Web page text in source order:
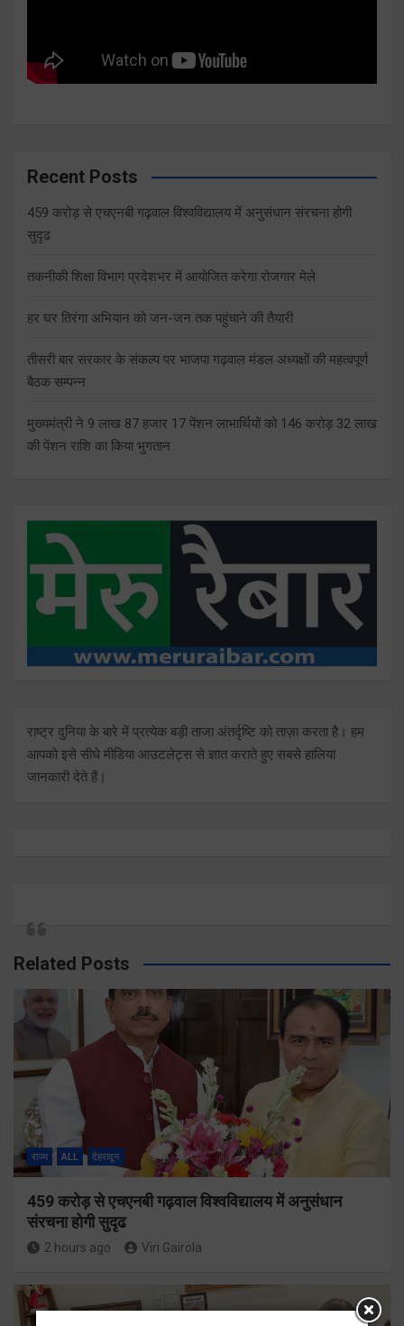
Recent Posts
459 करोड़ से एचएनबी गढ़वाल विश्वविद्यालय में अनुसंधान संरचना होगी
सुदृढ
तकनीकी शिक्षा विभाग प्रदेशभर में आयोजित करेगा रोजगार मेले
हर घर तिरंगा अभियान को जन-जन तक पहुंचाने की तैयारी
तीसरी बार सरकार के संकल्प पर भाजपा गढ़वाल मंडल अध्यक्षों की महत्वपूर्ण
बैठक सम्पन्न
मुख्यमंत्री ने 9 लाख 87 हजार 17 पेंशन लाभार्थियों को 146 करोड़ 32 लाख
की पेंशन राशि का किया भुगतान
राष्ट्र दुनिया के बारे में प्रत्येक बड़ी ताजा अंतर्दृष्टि को ताज़ा करता है। हम
आपको इसे सीधे मीडिया आउटलेट्स से ज्ञात कराते हुए सबसे हालिया
जानकारी देते हैं।
Related Posts
राज्य ALL देहरादून
459 करोड़ से एचएनबी गढ़वाल विश्वविद्यालय में अनुसंधान
संरचना होगी सुदृढ
2 hours ago Viri Gairola